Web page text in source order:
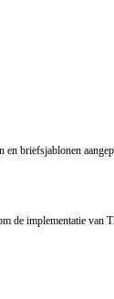
briefsjablonen
de implementatie van